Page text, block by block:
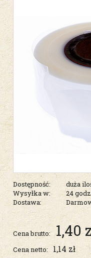
Dostępność:
duża
Wysyłka w:
24
Dostawa:
Cena nie zawiera
Cena brutto: 1,40
Cena netto: 1,14 zł